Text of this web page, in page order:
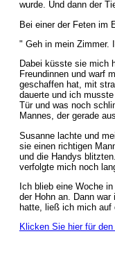
wurde. Und dann der
Bei einer der Feten im
" Geh in mein Zimmer.
Dabei küsste sie mich
Freundinnen und warf
geschaffen hat, mit
dauerte und ich
Tür und was noch
Mannes, der gerade
Susanne lachte und
sie einen richtigen
und die Handys
verfolgte mich noch
Ich blieb eine Woche
der Hohn an. Dann
hatte, ließ ich mich auf
Klicken Sie hier für